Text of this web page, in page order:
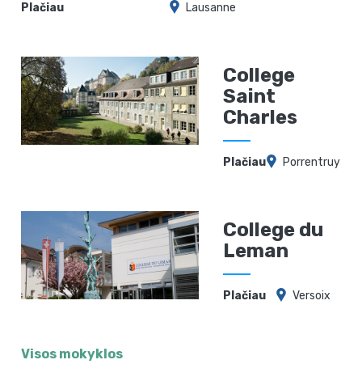
Plačiau Lausanne
College
Saint
Charles
Plačiau Porrentruy
College du
Leman
Plačiau Versoix
Visos mokyklos